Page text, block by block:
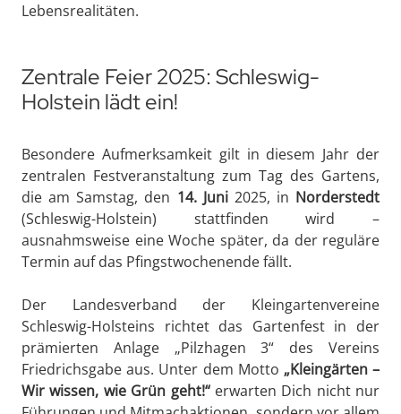
Lebensrealitäten.
Zentrale Feier 2025: Schleswig-
Holstein lädt ein!
Besondere Aufmerksamkeit gilt in diesem Jahr der
zentralen Festveranstaltung zum Tag des Gartens,
die am Samstag, den 14. Juni2025, in Norderstedt
(Schleswig-Holstein) stattfinden wird –
ausnahmsweise eine Woche später, da der reguläre
Termin auf das Pfingstwochenende fällt.
Der Landesverband der Kleingartenvereine
Schleswig-Holsteins richtet das Gartenfest in der
prämierten Anlage „Pilzhagen 3“ des Vereins
Friedrichsgabe aus. Unter dem Motto „Kleingärten –
Wir wissen, wie Grün geht!“erwarten Dich nicht nur